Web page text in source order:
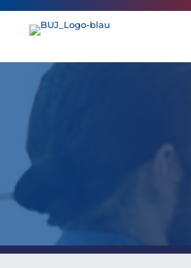
Mitglieder werben